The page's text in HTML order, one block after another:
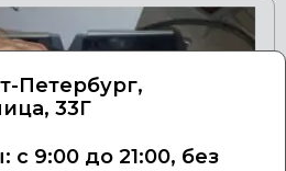
Петербург,
33Г
9:00 до 21:00, без